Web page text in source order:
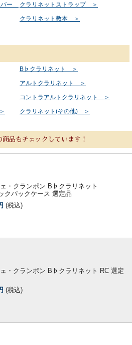
バー
クラリネットストラップ ＞
クラリネット教本 ＞
B♭クラリネット ＞
アルトクラリネット ＞
コントラアルトクラリネット ＞
クラリネット(その他) ＞
品もチェックしています！
・クランポン B♭クラリネット
クパックケース 選定品
(税込)
・クランポン B♭クラリネット RC 選定
(税込)